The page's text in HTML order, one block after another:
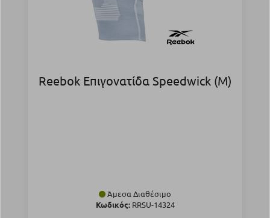
Reebok Επιγονατίδα Speedwick (M)
Άμεσα Διαθέσιμο
Κωδικός:RRSU-14324